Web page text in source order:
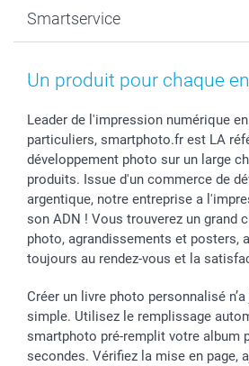
Faire-part & Cartes
Coques smartphone
Cadres photo & accessoires déco
Dénicheur d'idées cadeau
Naissance & baptême
Fête des Mères
Communion
Baptême
Toussaint
Rentrée des classes
Saint-Valentin
Vacances
Plan du site
Droit de rétraction
Vie privée
Gestion des cookies
Tarifs
Partenariats & Influence
Investisseurs
Smartservice
Aide
smartfriends
Livraison
Modes de paiement
Grandes quantités
Statut de ma commande
Un produit pour chaque
Leader de l'impression numérique
particuliers, smartphoto.fr est LA
développement photo sur un large
produits. Issue d'un commerce de
argentique, notre entreprise a
son ADN ! Vous trouverez un grand
photo, agrandissements et posters,
toujours au rendez-vous et la
Créer un livre photo personnalisé
simple. Utilisez le remplissage
smartphoto pré-remplit votre album
secondes. Vérifiez la mise en page,